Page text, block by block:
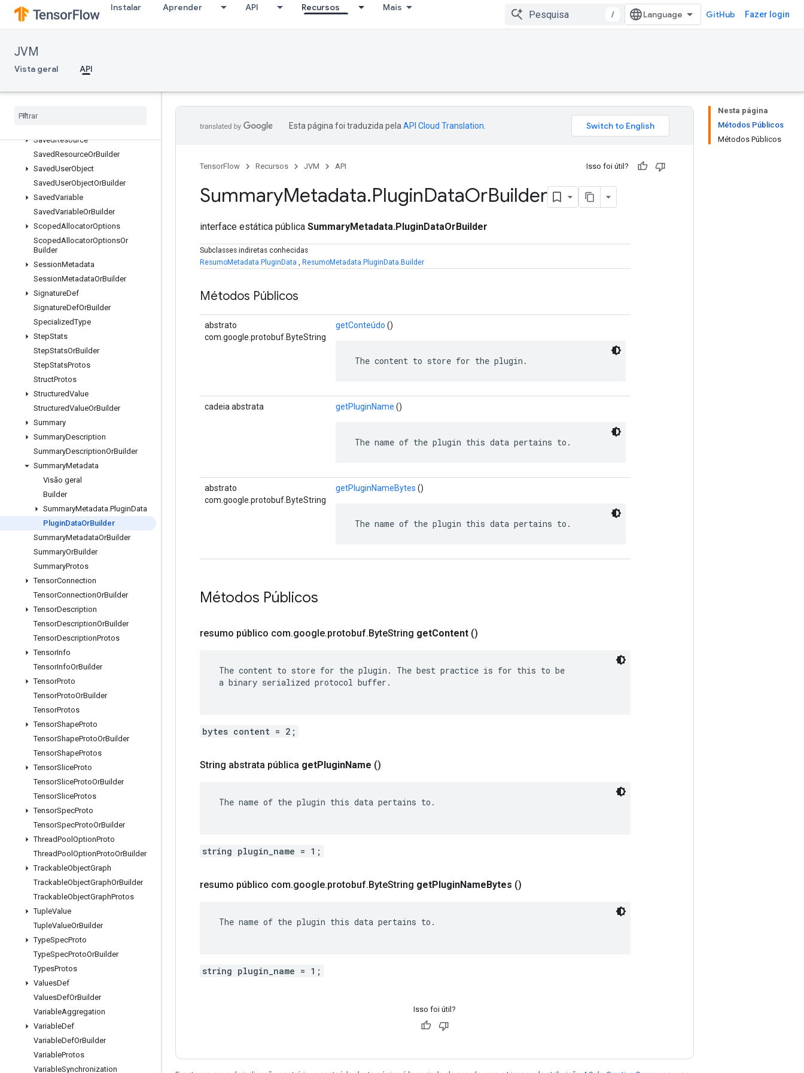
Instalar Aprender API Recursos Mais
/ GitHub Fazer login
JVM
Vista geral API
SavedFunctionOrBuilder
SavedModelProtos
SavedObject
SavedResource
SavedResourceOrBuilder
SavedUserObject
SavedUserObjectOrBuilder
SavedVariable
SavedVariableOrBuilder
ScopedAllocatorOptions
ScopedAllocatorOptionsOr
Builder
SessionMetadata
SessionMetadataOrBuilder
SignatureDef
SignatureDefOrBuilder
SpecializedType
StepStats
StepStatsOrBuilder
StepStatsProtos
StructProtos
StructuredValue
StructuredValueOrBuilder
Summary
SummaryDescription
SummaryDescriptionOrBuilder
SummaryMetadata
Visão geral
Builder
SummaryMetadata.PluginData
PluginDataOrBuilder
SummaryMetadataOrBuilder
SummaryOrBuilder
SummaryProtos
TensorConnection
TensorConnectionOrBuilder
TensorDescription
TensorDescriptionOrBuilder
TensorDescriptionProtos
TensorInfo
TensorInfoOrBuilder
TensorProto
TensorProtoOrBuilder
TensorProtos
TensorShapeProto
TensorShapeProtoOrBuilder
TensorShapeProtos
TensorSliceProto
TensorSliceProtoOrBuilder
TensorSliceProtos
TensorSpecProto
TensorSpecProtoOrBuilder
ThreadPool OptionProto
ThreadPool OptionProtoOrBuilder
TrackableObjectGraph
TrackableObjectGraphOrBuilder
TrackableObjectGraphProtos
TupleValue
TupleValueOrBuilder
TypeSpecProto
TypeSpecProtoOrBuilder
TypesProtos
ValuesDef
ValuesDefOrBuilder
VariableAggregation
VariableDef
VariableDefOrBuilder
VariableProtos
VariableSynchronization
Nesta página
Métodos Públicos
Métodos Públicos
Esta página foi traduzida pela API Cloud Translation
TensorFlow Recursos JVM API Isso foi útil?
SummaryMetadata.PluginDataOrBuilder
interface estática pública SummaryMetadata.PluginDataOrBuilder
Subclasses indiretas conhecidas
ResumoMetadata.PluginData , ResumoMetadata.PluginData.Builder
Métodos Públicos
abstrato
com.google.protobuf.ByteString
getConteúdo ()
The content to store for the plugin.
cadeia abstrata getPluginName ()
The name of the plugin this data pertains to.
abstrato
com.google.protobuf.ByteString
getPluginNameBytes ()
The name of the plugin this data pertains to.
Métodos Públicos
resumo público com.google.protobuf.ByteString getContent ()
The content to store for the plugin. The best practice is for this to be
a binary serialized protocol buffer.
bytes content = 2;
String abstrata pública getPluginName ()
The name of the plugin this data pertains to.
string plugin_name = 1;
resumo público com.google.protobuf.ByteString getPluginNameBytes ()
The name of the plugin this data pertains to.
string plugin_name = 1;
Isso foi útil?